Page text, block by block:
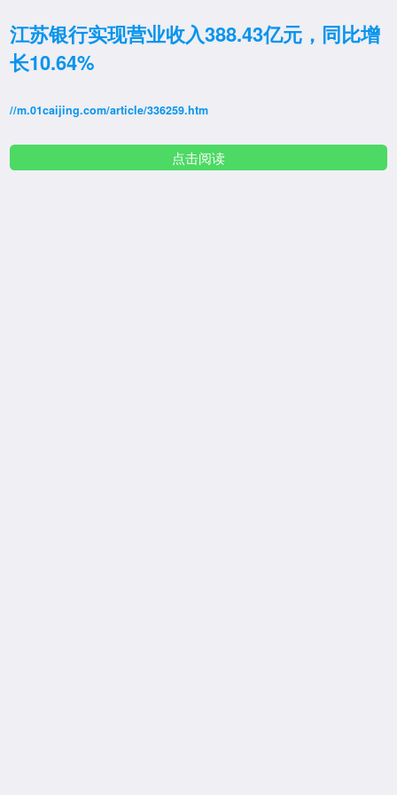
江苏银行实现营业收入388.43亿元，同比增
长10.64%
//m.01caijing.com/article/336259.htm
点击阅读